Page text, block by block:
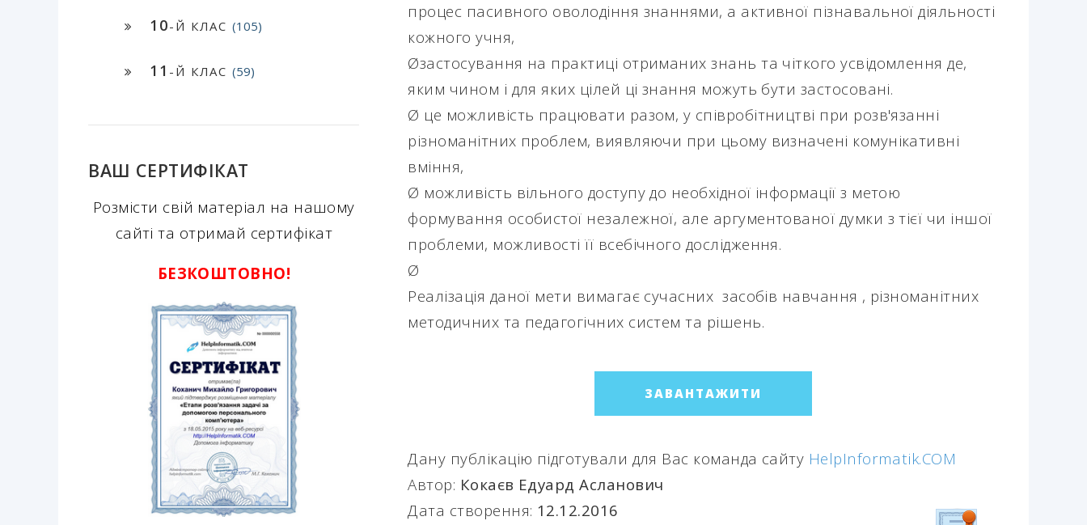
10-Й КЛАС (105)
11 -Й КЛАС (59)
ВАШ СЕРТИФІКАТ
Розмісти свій матеріал на нашому
сайті та отримай сертифікат
БЕЗКОШТОВНО!
процес пасивного оволодіння знаннями, а активної пізнавальної діяльності
кожного учня,
Øзастосування на практиці отриманих знань та чіткого усвідомлення де,
яким чином і для яких цілей ці знання можуть бути застосовані.
Ø це можливість працювати разом, у співробітництві при розв'язанні
різноманітних проблем, виявляючи при цьому визначені комунікативні
вміння,
Ø можливість вільного доступу до необхідної інформації з метою
формування особистої незалежної, але аргументованої думки з тієї чи іншої
проблеми, можливості її всебічного дослідження.
Ø
Реалізація даної мети вимагає сучасних засобів навчання , різноманітних
методичних та педагогічних систем та рішень.
ЗАВАНТАЖИТИ
Дану публікацію підготували для Вас команда сайту HelpInformatik.COM
Автор: Кокаєв Едуард Асланович
Дата створення: 12.12.2016